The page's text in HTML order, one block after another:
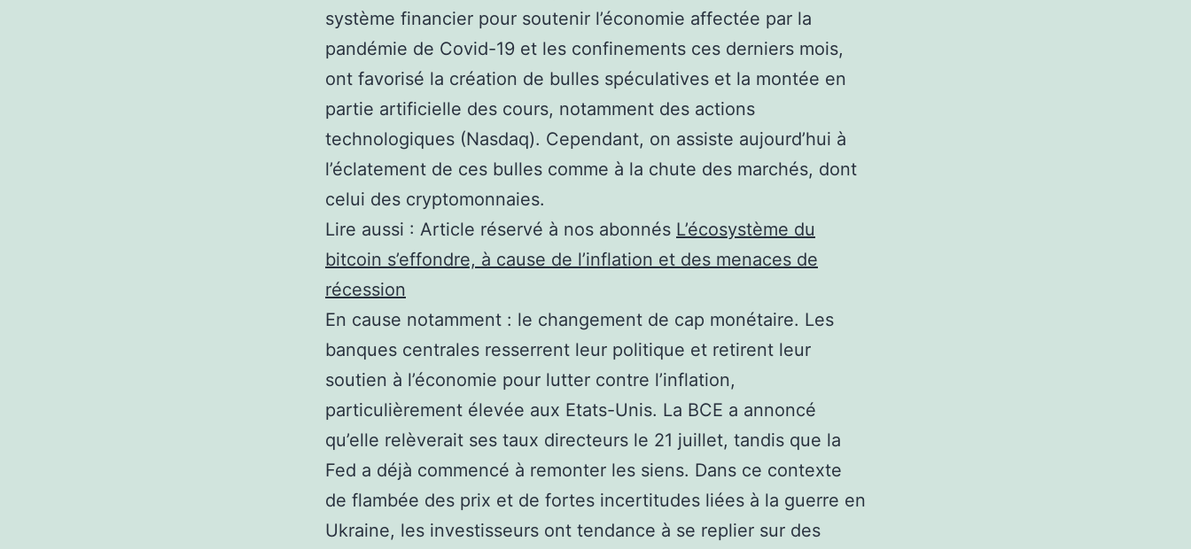
système financier pour soutenir l’économie affectée par la
pandémie de Covid-19 et les confinements ces derniers mois,
ont favorisé la création de bulles spéculatives et la montée en
partie artificielle des cours, notamment des actions
technologiques (Nasdaq). Cependant, on assiste aujourd’hui à
l’éclatement de ces bulles comme à la chute des marchés, dont
celui des cryptomonnaies.
Lire aussi : Article réservé à nos abonnés L’écosystème du
bitcoin s’effondre, à cause de l’inflation et des menaces de
récession
En cause notamment : le changement de cap monétaire. Les
banques centrales resserrent leur politique et retirent leur
soutien à l’économie pour lutter contre l’inflation,
particulièrement élevée aux Etats-Unis. La BCE a annoncé
qu’elle relèverait ses taux directeurs le 21 juillet, tandis que la
Fed a déjà commencé à remonter les siens. Dans ce contexte
de flambée des prix et de fortes incertitudes liées à la guerre en
Ukraine, les investisseurs ont tendance à se replier sur des